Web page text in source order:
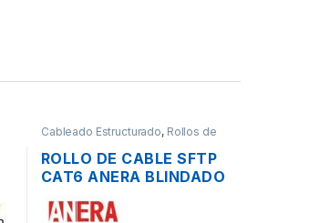
Cableado Estructurado, Rollos de
ROLLO DE CABLE SFTP
CAT6 ANERA BLINDADO